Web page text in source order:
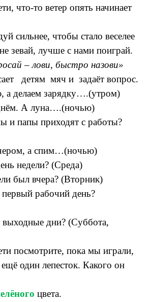
что-то ветер опять начинает
сильнее, чтобы стало веселее
зевай, лучше с нами поиграй.
– лови, быстро назови»
детям мяч и задаёт вопрос.
делаем зарядку….(утром)
А луна….(ночью)
и папы приходят с работы?
а спим…(ночью)
недели? (Среда)
был вчера? (Вторник)
рабочий день?
дни? (Суббота,
посмотрите, пока мы играли,
один лепесток. Какого он
цвета.